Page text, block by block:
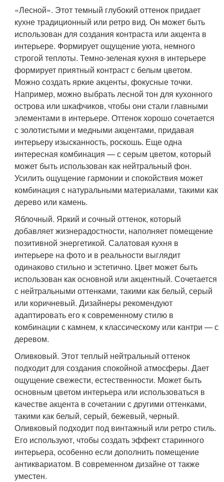
«Лесной». Этот темный глубокий оттенок придает
кухне традиционный или ретро вид. Он может быть
использован для создания контраста или акцента в
интерьере. Формирует ощущение уюта, немного
строгой теплоты. Темно-зеленая кухня в интерьере
формирует приятный контраст с белым цветом.
Можно создать яркие акценты, фокусные точки.
Например, можно выбрать лесной тон для кухонного
острова или шкафчиков, чтобы они стали главными
элементами в интерьере. Оттенок хорошо сочетается
с золотистыми и медными акцентами, придавая
интерьеру изысканность, роскошь. Еще одна
интересная комбинация — с серым цветом, который
может быть использован как нейтральный фон.
Усилить ощущение гармонии и спокойствия может
комбинация с натуральными материалами, такими как
дерево или камень.
Яблочный. Яркий и сочный оттенок, который
добавляет жизнерадостности, наполняет помещение
позитивной энергетикой. Салатовая кухня в
интерьере на фото и в реальности выглядит
одинаково стильно и эстетично. Цвет может быть
использован как основной или акцентный. Сочетается
с нейтральными оттенками, такими как белый, серый
или коричневый. Дизайнеры рекомендуют
адаптировать его к современному стилю в
комбинации с камнем, к классическому или кантри — с
деревом.
Оливковый. Этот теплый нейтральный оттенок
подходит для создания спокойной атмосферы. Дает
ощущение свежести, естественности. Может быть
основным цветом интерьера или использоваться в
качестве акцента в сочетании с другими оттенками,
такими как белый, серый, бежевый, черный.
Оливковый подходит под винтажный или ретро стиль.
Его используют, чтобы создать эффект старинного
интерьера, особенно если дополнить помещение
антиквариатом. В современном дизайне от также
уместен.